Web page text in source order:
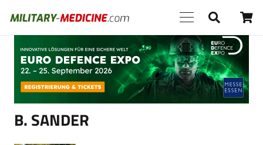
Anzeige
B. SANDER